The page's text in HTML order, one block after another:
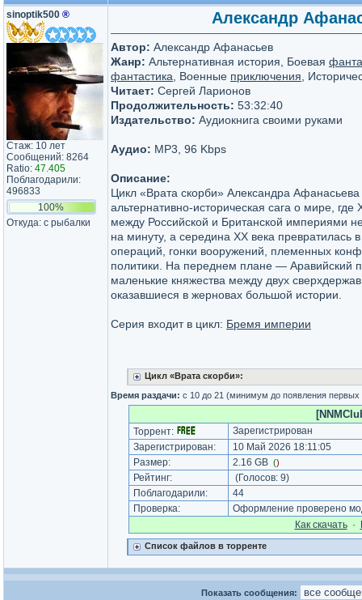
sinoptik500 ®
Стаж: 10 лет
Сообщений: 8264
Ratio: 47.405
Поблагодарили:
496833
100%
Откуда: с рыбалки
Александр
Автор: Александр Афанасьев
Жанр: Альтернативная история, Боевая
фантастика , Военные приключения ,
Читает: Сергей Ларионов
Продолжительность: 53:32:40
Издательство: Аудиокнига своими руками
Аудио: MP3, 96 Kbps
Описание:
Цикл «Врата скорби» Александра
альтернативно-историческая сага о мире, где
между Российской и Британской империями
на минуту, а середина XX века превратилась
операций, гонки вооружений, племенных
политики. На переднем плане — Аравийский
маленькие княжества между двух
оказавшиеся в жерновах большой истории.
Серия входит в цикл: Бремя империи
Цикл «Врата скорби»:
Время раздачи: с 10 до 21 (минимум до появления
Торрент:
Зарегистрирован
Зарегистрирован:
10 Май 2026 18:11:05
Размер:
2.16 GB ()
Рейтинг: (Голосов: 9)
Поблагодарили:
44
Проверка:
Оформление проверено
Как cкачать·
Список файлов в торренте
Показать сообщения: